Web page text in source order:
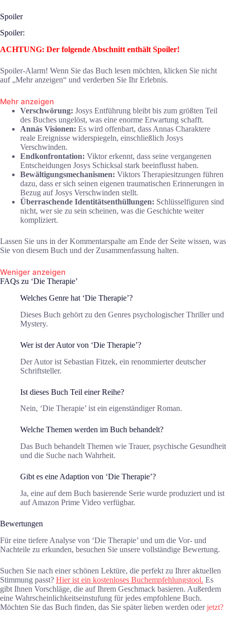
Spoiler
Spoiler:
ACHTUNG: Der folgende Abschnitt enthält Spoiler!
Spoiler-Alarm! Wenn Sie das Buch lesen möchten, klicken Sie nicht
auf „Mehr anzeigen“ und verderben Sie Ihr Erlebnis.
Mehr anzeigen
Verschwörung: Josys Entführung bleibt bis zum größten Teil
des Buches ungelöst, was eine enorme Erwartung schafft.
Annás Visionen: Es wird offenbart, dass Annas Charaktere
reale Ereignisse widerspiegeln, einschließlich Josys
Verschwinden.
Endkonfrontation: Viktor erkennt, dass seine vergangenen
Entscheidungen Josys Schicksal stark beeinflusst haben.
Bewältigungsmechanismen: Viktors Therapiesitzungen führen
dazu, dass er sich seinen eigenen traumatischen Erinnerungen in
Bezug auf Josys Verschwinden stellt.
Überraschende Identitätsenthüllungen: Schlüsselfiguren sind
nicht, wer sie zu sein scheinen, was die Geschichte weiter
kompliziert.
Lassen Sie uns in der Kommentarspalte am Ende der Seite wissen, was
Sie von diesem Buch und der Zusammenfassung halten.
Weniger anzeigen
FAQs zu ‘Die Therapie’
Welches Genre hat ‘Die Therapie’?
Dieses Buch gehört zu den Genres psychologischer Thriller und
Mystery.
Wer ist der Autor von ‘Die Therapie’?
Der Autor ist Sebastian Fitzek, ein renommierter deutscher
Schriftsteller.
Ist dieses Buch Teil einer Reihe?
Nein, ‘Die Therapie’ ist ein eigenständiger Roman.
Welche Themen werden im Buch behandelt?
Das Buch behandelt Themen wie Trauer, psychische Gesundheit
und die Suche nach Wahrheit.
Gibt es eine Adaption von ‘Die Therapie’?
Ja, eine auf dem Buch basierende Serie wurde produziert und ist
auf Amazon Prime Video verfügbar.
Bewertungen
Für eine tiefere Analyse von ‘Die Therapie’ und um die Vor- und
Nachteile zu erkunden, besuchen Sie unsere vollständige Bewertung.
Suchen Sie nach einer schönen Lektüre, die perfekt zu Ihrer aktuellen
Stimmung passt? Hier ist ein kostenloses Buchempfehlungstool. Es
gibt Ihnen Vorschläge, die auf Ihrem Geschmack basieren. Außerdem
eine Wahrscheinlichkeitseinstufung für jedes empfohlene Buch.
Möchten Sie das Buch finden, das Sie später lieben werden oderjetzt?